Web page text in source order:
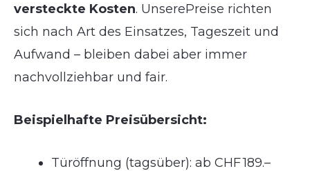
versteckte Kosten. UnserePreise richten
sich nach Art des Einsatzes, Tageszeit und
Aufwand – bleiben dabei aber immer
nachvollziehbar und fair.
Beispielhafte Preisübersicht:
Türöffnung (tagsüber): ab CHF 189.–